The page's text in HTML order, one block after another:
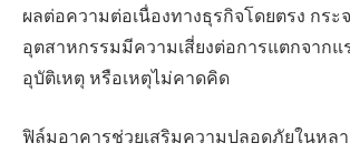
ผลต่อความต่อเนื่องทางธุรกิจโดยตรง กระ
อุตสาหกรรมมีความเสี่ยงต่อการแตกจากแ
อุบัติเหตุ หรือเหตุไม่คาดคิด
ฟิล์มอาคารช่วยเสริมความปลอดภัยในหล